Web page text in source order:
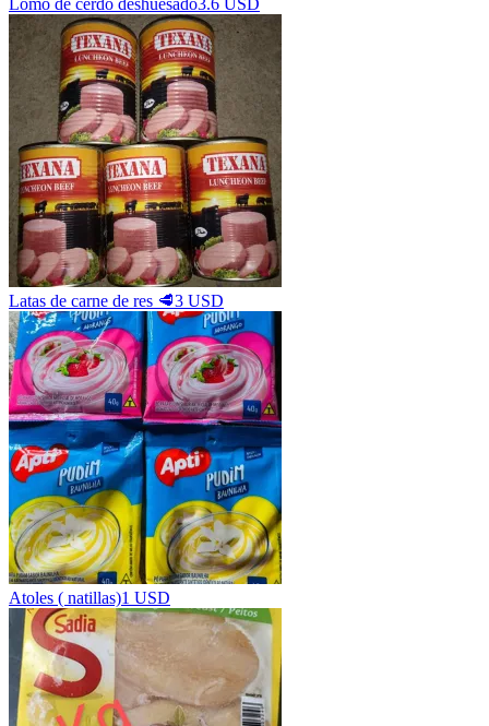
Latas de carne de res 🥩3 USD
Atoles ( natillas)1 USD